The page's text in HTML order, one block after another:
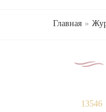
Главная
13546